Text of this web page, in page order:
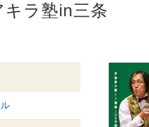
キラ塾in三条
ル